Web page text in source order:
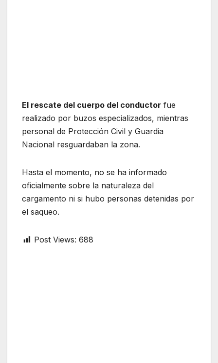
El rescate del cuerpo del conductor fue
realizado por buzos especializados, mientras
personal de Protección Civil y Guardia
Nacional resguardaban la zona.
Hasta el momento, no se ha informado
oficialmente sobre la naturaleza del
cargamento ni si hubo personas detenidas por
el saqueo.
Post Views: 688